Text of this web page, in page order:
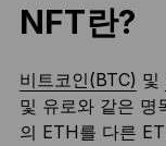
NFT란?
비트코인(BTC) 및
및 유로와 같은 명
의 ETH를 다른